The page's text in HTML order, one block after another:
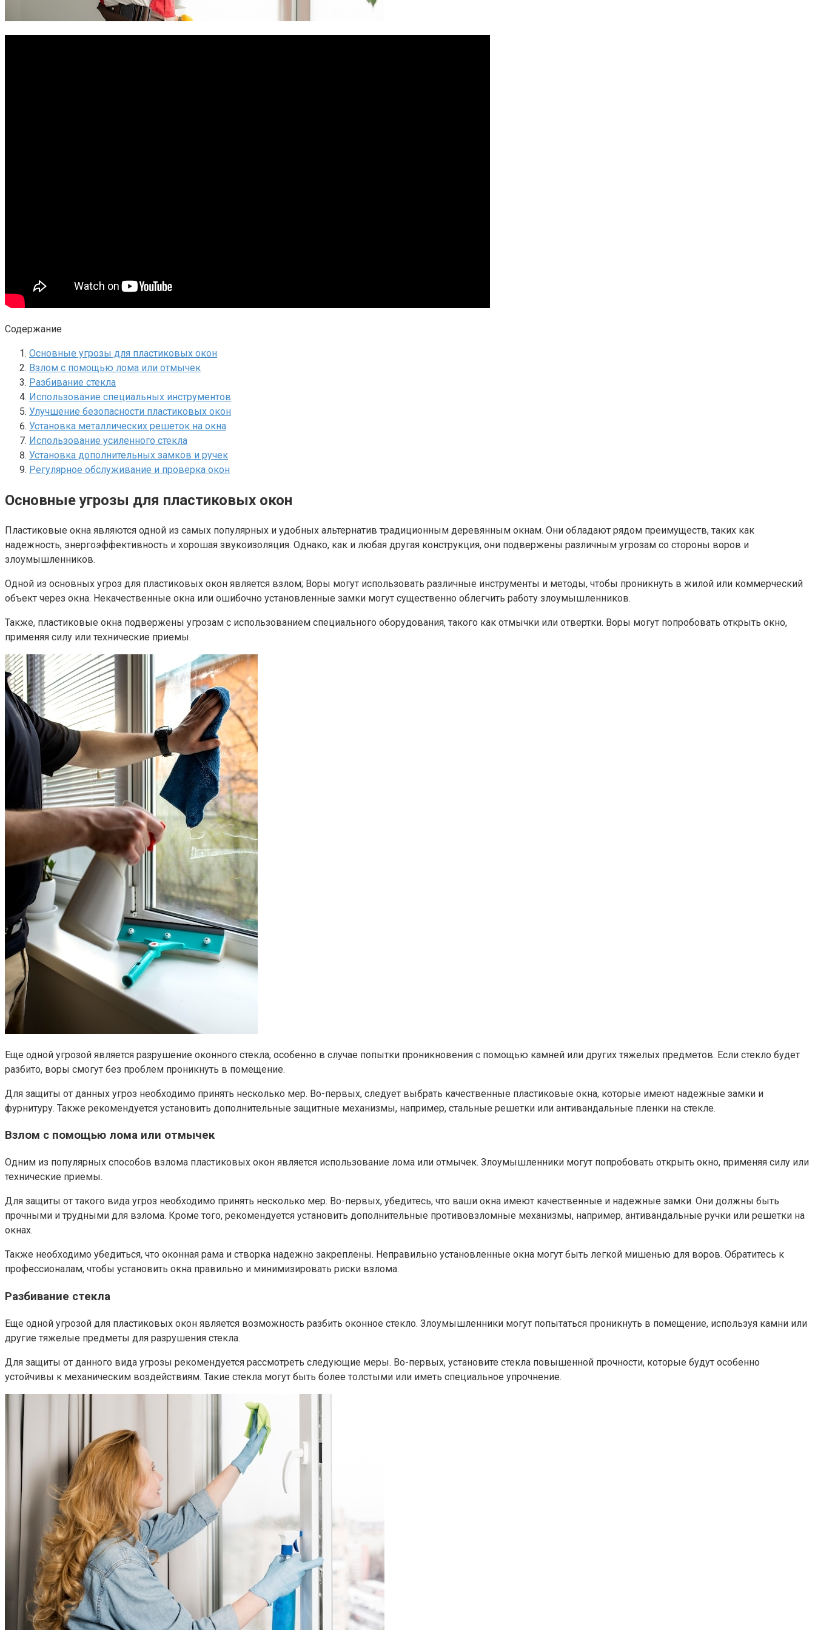
Содержание
Основные угрозы для пластиковых окон
Взлом с помощью лома или отмычек
Разбивание стекла
Использование специальных инструментов
Улучшение безопасности пластиковых окон
Установка металлических решеток на окна
Использование усиленного стекла
Установка дополнительных замков и ручек
Регулярное обслуживание и проверка окон
Основные угрозы для пластиковых окон
Пластиковые окна являются одной из самых популярных и удобных альтернатив традиционным деревянным окнам.​ Они обладают рядом преимуществ, таких как
надежность, энергоэффективность и хорошая звукоизоляция. Однако, как и любая другая конструкция, они подвержены различным угрозам со стороны воров и
злоумышленников.​
Одной из основных угроз для пластиковых окон является взлом; Воры могут использовать различные инструменты и методы, чтобы проникнуть в жилой или коммерческий
объект через окна.​ Некачественные окна или ошибочно установленные замки могут существенно облегчить работу злоумышленников.
Также, пластиковые окна подвержены угрозам с использованием специального оборудования, такого как отмычки или отвертки.​ Воры могут попробовать открыть окно,
применяя силу или технические приемы.​
Еще одной угрозой является разрушение оконного стекла, особенно в случае попытки проникновения с помощью камней или других тяжелых предметов.​ Если стекло будет
разбито, воры смогут без проблем проникнуть в помещение.​
Для защиты от данных угроз необходимо принять несколько мер.​ Во-первых, следует выбрать качественные пластиковые окна, которые имеют надежные замки и
фурнитуру.​ Также рекомендуется установить дополнительные защитные механизмы, например, стальные решетки или антивандальные пленки на стекле.​
Взлом с помощью лома или отмычек
Одним из популярных способов взлома пластиковых окон является использование лома или отмычек.​ Злоумышленники могут попробовать открыть окно, применяя силу или
технические приемы.​
Для защиты от такого вида угроз необходимо принять несколько мер.​ Во-первых, убедитесь, что ваши окна имеют качественные и надежные замки.​ Они должны быть
прочными и трудными для взлома.​ Кроме того, рекомендуется установить дополнительные противовзломные механизмы, например, антивандальные ручки или решетки на
окнах.​
Также необходимо убедиться, что оконная рама и створка надежно закреплены.​ Неправильно установленные окна могут быть легкой мишенью для воров.​ Обратитесь к
профессионалам, чтобы установить окна правильно и минимизировать риски взлома.
Разбивание стекла
Еще одной угрозой для пластиковых окон является возможность разбить оконное стекло.​ Злоумышленники могут попытаться проникнуть в помещение, используя камни или
другие тяжелые предметы для разрушения стекла.​
Для защиты от данного вида угрозы рекомендуется рассмотреть следующие меры.​ Во-первых, установите стекла повышенной прочности, которые будут особенно
устойчивы к механическим воздействиям.​ Такие стекла могут быть более толстыми или иметь специальное упрочнение.​